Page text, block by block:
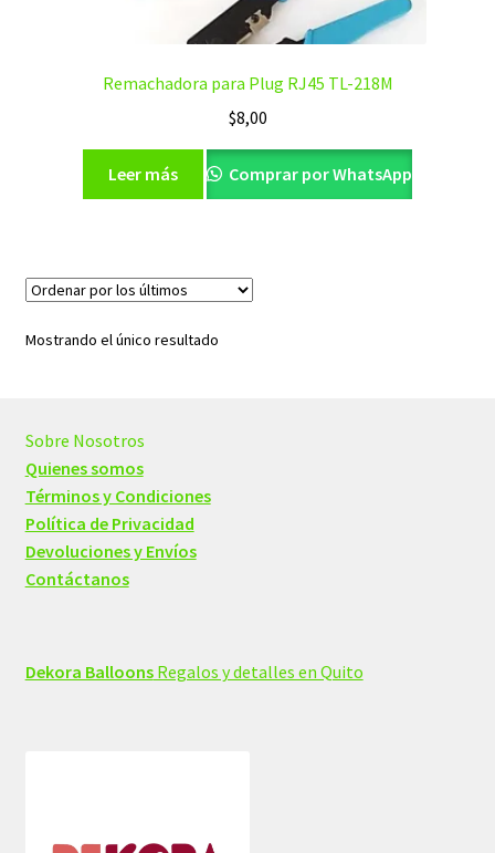
Remachadora para Plug RJ45 TL-218M
$8,00
Leer más Comprar por WhatsApp
Mostrando el único resultado
Sobre Nosotros
Quienes somos
Términos y Condiciones
Política de Privacidad
Devoluciones y Envíos
Contáctanos
Dekora BalloonsRegalos y detalles en Quito